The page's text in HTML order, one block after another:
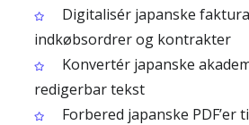
Digitalisér japanske
indkøbsordrer og kontrakter
Konvertér japanske
redigerbar tekst
Forbered japanske PDF’er